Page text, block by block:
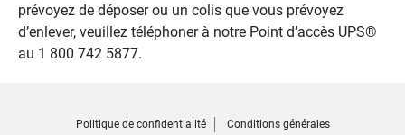
prévoyez de déposer ou un colis que vous prévoyez
d’enlever, veuillez téléphoner à notre Point d’accès UPS®
au 1 800 742 5877.
Politique de confidentialité Conditions générales